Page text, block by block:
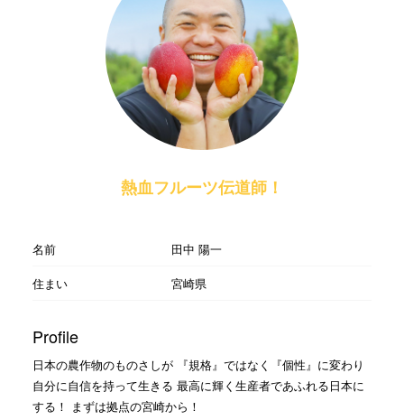
熱血フルーツ伝道師！
名前
田中 陽一
住まい
宮崎県
Profile
日本の農作物のものさしが 『規格』ではなく『個性』に変わり
自分に自信を持って生きる 最高に輝く生産者であふれる日本に
する！ まずは拠点の宮崎から！